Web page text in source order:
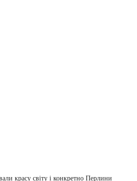
красу світу і конкретно Перлини